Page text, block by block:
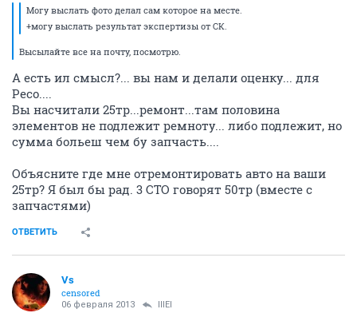
Могу выслать фото делал сам которое на месте.
+могу выслать результат экспертизы от СК.
Высылайте все на почту, посмотрю.
А есть ил смысл?... вы нам и делали оценку... для
Ресо....
Вы насчитали 25тр...ремонт...там половина
элементов не подлежит ремноту... либо подлежит, но
сумма больеш чем бу запчасть....
Объясните где мне отремонтировать авто на ваши
25тр? Я был бы рад. 3 СТО говорят 50тр (вместе с
запчастями)
ОТВЕТИТЬ
Vs
censored
06 февраля 2013 lllEl